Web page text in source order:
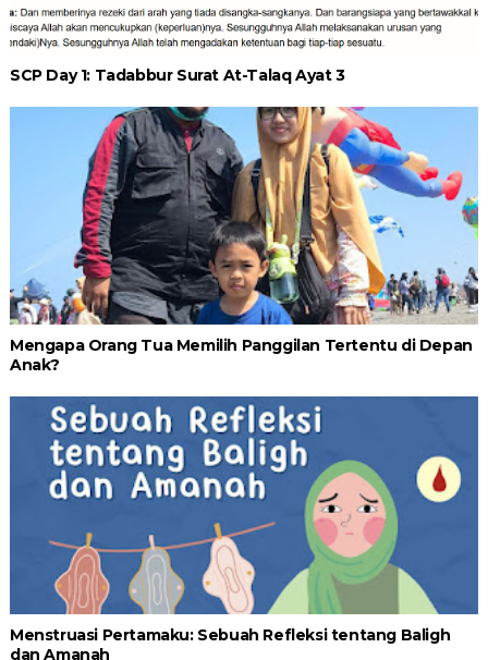
SCP Day 1: Tadabbur Surat At-Talaq Ayat 3
Mengapa Orang Tua Memilih Panggilan Tertentu di Depan
Anak?
Menstruasi Pertamaku: Sebuah Refleksi tentang Baligh
dan Amanah